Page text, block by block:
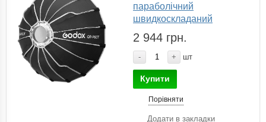
параболічний
швидкоскладаний
2 944 грн.
- + шт
Купити
Порівняти
Додати в закладки